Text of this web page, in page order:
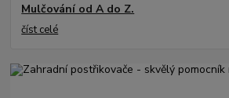
Mulčování od A do Z.
číst celé